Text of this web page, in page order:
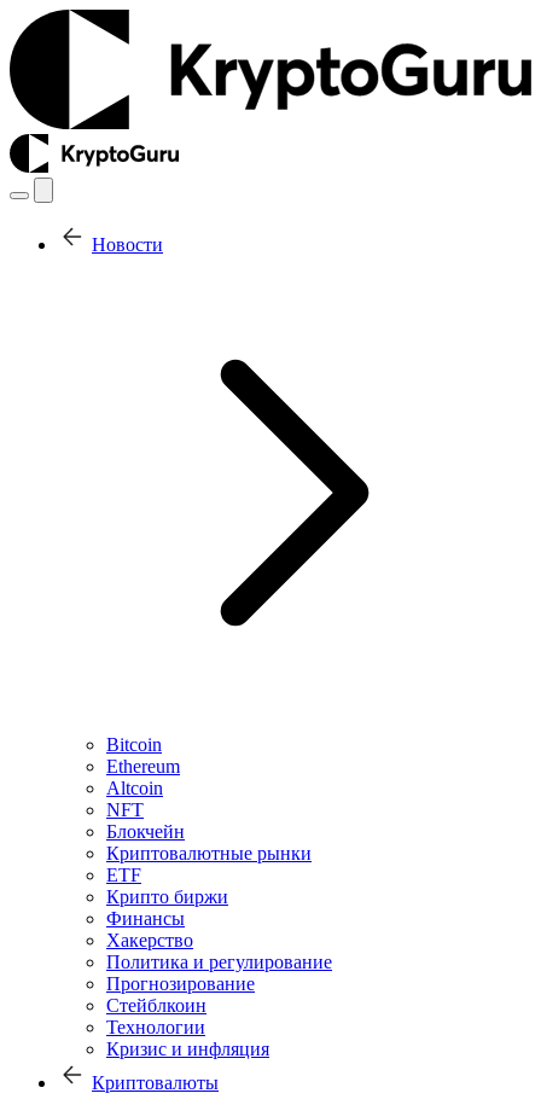
Новости
Bitcoin
Ethereum
Altcoin
NFT
Блокчейн
Криптовалютные рынки
ETF
Крипто биржи
Финансы
Хакерство
Политика и регулирование
Прогнозирование
Стейблкоин
Технологии
Кризис и инфляция
Криптовалюты